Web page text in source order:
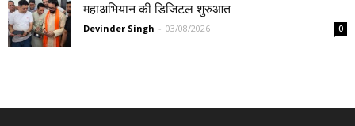
महाअभियान की डिजिटल शुरुआत
Devinder Singh - 03/08/2026 0